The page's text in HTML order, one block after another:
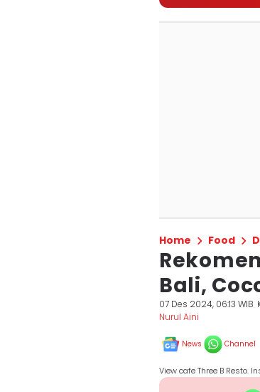
Home Food
Bali,
07 Des 2024, 06:13 WIB
Nurul Aini
News Channel
View cafe Three B Resto.